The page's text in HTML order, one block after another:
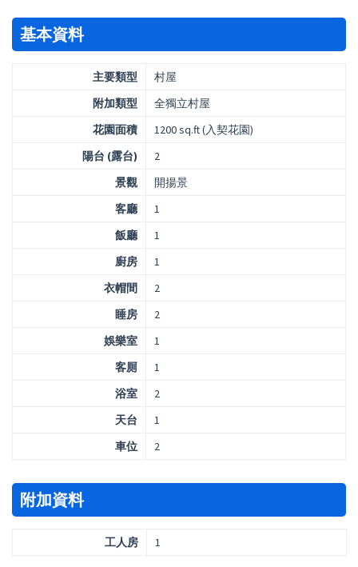
基本資料
主要類型
村屋
附加類型
全獨立村屋
花園面積
1200 sq.ft (入契花園)
陽台 (露台)
2
景觀
開揚景
客廳
1
飯廳
1
廚房
1
衣帽間
2
睡房
2
娛樂室
1
客厠
1
浴室
2
天台
1
車位
2
附加資料
工人房 1